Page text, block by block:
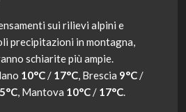
sui rilievi alpini e
precipitazioni in montagna,
schiarite più ampie.
10°C/ 17°C, Brescia 9°C/
, Mantova 10°C/ 17°C.